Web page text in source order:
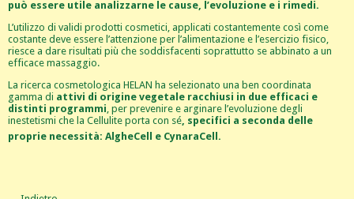
può essere utile analizzarne le cause, l’evoluzione e i rimedi.
L’utilizzo di validi prodotti cosmetici, applicati costantemente così come
costante deve essere l’attenzione per l’alimentazione e l’esercizio fisico,
riesce a dare risultati più che soddisfacenti soprattutto se abbinato a un
efficace massaggio.
La ricerca cosmetologica HELAN ha selezionato una ben coordinata
gamma di attivi di origine vegetale racchiusi in due efficaci e
distinti programmi, per prevenire e arginare l’evoluzione degli
inestetismi che la Cellulite porta con sé, specifici a seconda delle
proprie necessità: AlgheCell e CynaraCell.